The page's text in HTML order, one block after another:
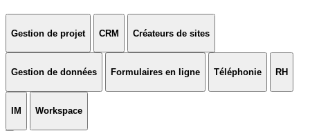
Gestion de projet CRM Créateurs de sites
Gestion de données Formulaires en ligne Téléphonie RH
IM Workspace